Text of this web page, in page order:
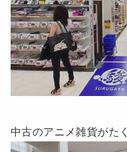
中古のアニメ雑貨がた